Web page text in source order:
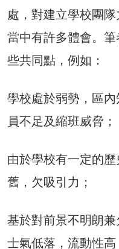
處，對建立學校團
當中有許多體會。
些共同點，例如：
學校處於弱勢，區
員不足及縮班威脅；
由於學校有一定的
舊，欠吸引力；
基於對前景不明朗
士氣低落，流動性高